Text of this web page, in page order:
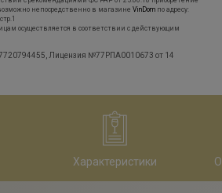
непосредственно в магазине VinDom по адресу:
осуществляется в соответствии с действующим
Лицензия №77РПА0010673 от 14
Характеристики